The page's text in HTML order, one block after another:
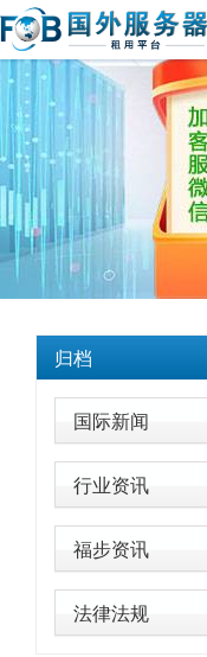
归档
国际新闻
行业资讯
福步资讯
法律法规